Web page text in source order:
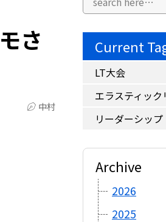
さ
中村
Current
LT大会
エラスティッ
リーダーシップ
Archive
2026
2025